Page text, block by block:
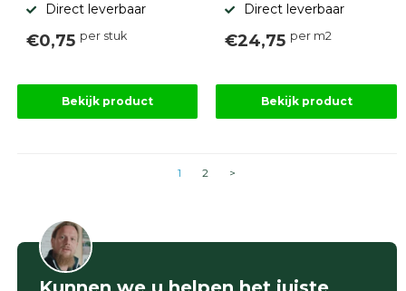
Direct leverbaar
€0,75 per stuk
Bekijk product
Direct leverbaar
€24,75 per m2
Bekijk product
1 2 >